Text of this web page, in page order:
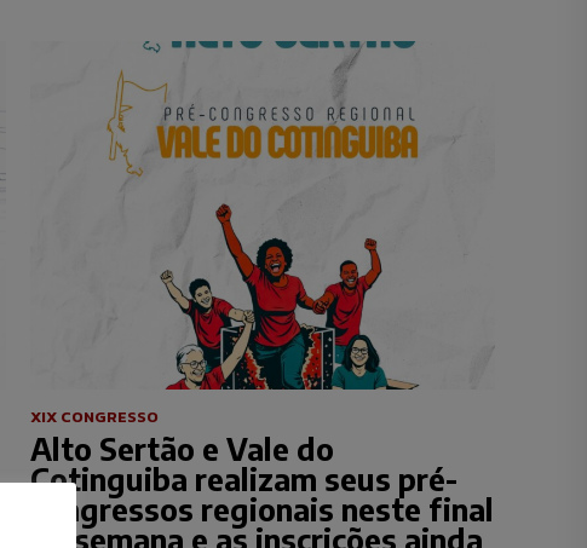
XIX CONGRESSO
Alto Sertão e Vale do
Cotinguiba realizam seus pré-
congressos regionais neste final
de semana e as inscrições ainda